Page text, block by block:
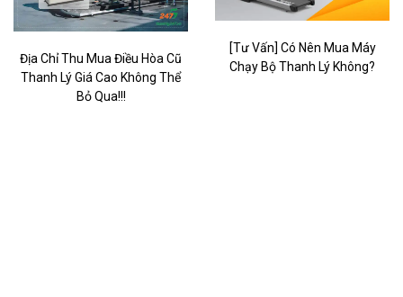
Địa Chỉ Thu Mua Điều Hòa Cũ
Thanh Lý Giá Cao Không Thể
Bỏ Qua!!!
[Tư Vấn] Có Nên Mua Máy
Chạy Bộ Thanh Lý Không?